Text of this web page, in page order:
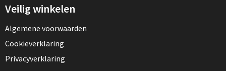
Veilig winkelen
Algemene voorwaarden
Cookieverklaring
Privacyverklaring